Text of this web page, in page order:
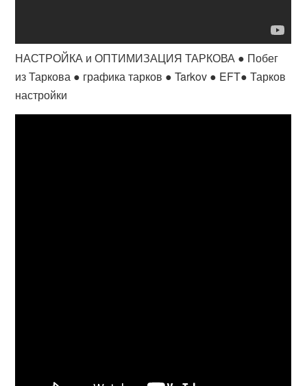
НАСТРОЙКА и ОПТИМИЗАЦИЯ ТАРКОВА ● Побег
из Таркова ● графика тарков ● Tarkov ● EFT● Тарков
настройки